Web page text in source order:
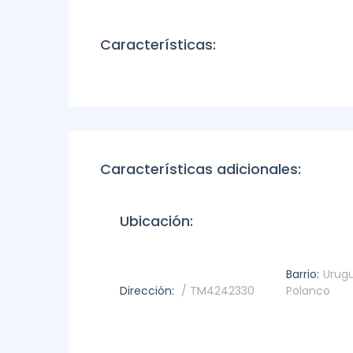
Características:
Características adicionales:
Ubicación:
Dirección: / TM4242330
Barrio:
Polanco